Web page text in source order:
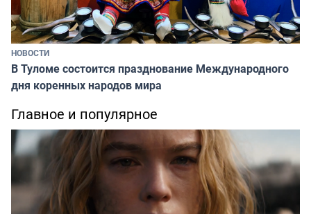
НОВОСТИ
В Туломе состоится празднование Международного
дня коренных народов мира
Главное и популярное